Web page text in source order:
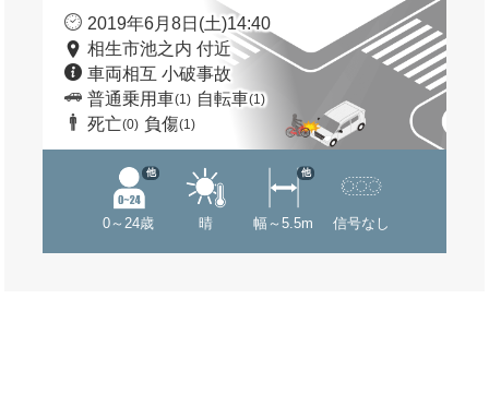
2019年6月8日(土)14:40
相生市池之内 付近
車両相互 小破事故
普通乗用車(1) 自転車(1)
死亡(0) 負傷(1)
0～24歳
他
晴 幅～5.5m
他
信号なし